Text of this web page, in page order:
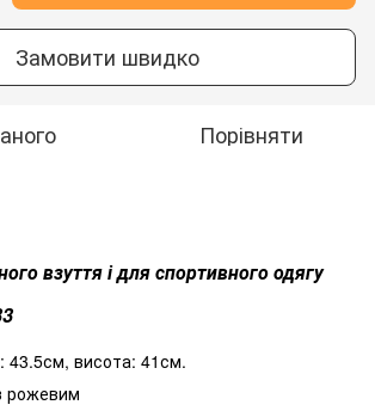
Замовити швидко
Порівняти
взуття і для спортивного одягу
43.5см, висота: 41см.
рожевим